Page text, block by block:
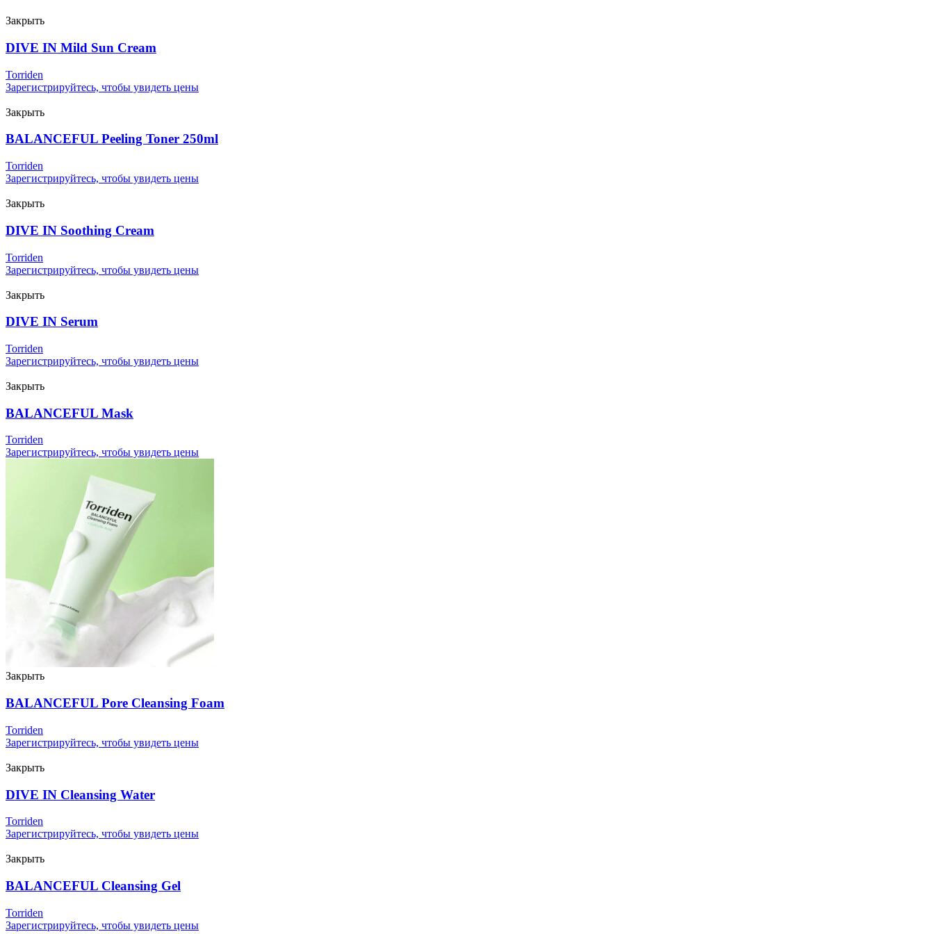
Закрыть
DIVE IN Mild Sun Cream
Torriden
Зарегистрируйтесь, чтобы увидеть цены
Закрыть
BALANCEFUL Peeling Toner 250ml
Torriden
Зарегистрируйтесь, чтобы увидеть цены
Закрыть
DIVE IN Soothing Cream
Torriden
Зарегистрируйтесь, чтобы увидеть цены
Закрыть
DIVE IN Serum
Torriden
Зарегистрируйтесь, чтобы увидеть цены
Закрыть
BALANCEFUL Mask
Torriden
Зарегистрируйтесь, чтобы увидеть цены
Закрыть
BALANCEFUL Pore Cleansing Foam
Torriden
Зарегистрируйтесь, чтобы увидеть цены
Закрыть
DIVE IN Cleansing Water
Torriden
Зарегистрируйтесь, чтобы увидеть цены
Закрыть
BALANCEFUL Cleansing Gel
Torriden
Зарегистрируйтесь, чтобы увидеть цены